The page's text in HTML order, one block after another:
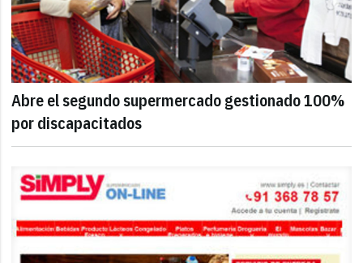
Abre el segundo supermercado gestionado 100%
por discapacitados